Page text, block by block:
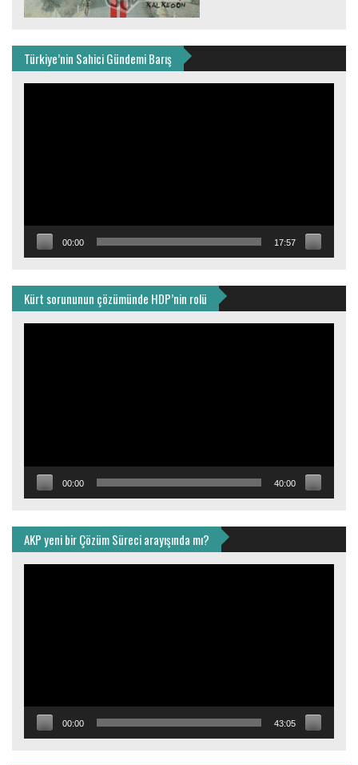
Türkiye’nin Sahici Gündemi Barış
00:00 17:57
Kürt sorununun çözümünde HDP’nin rolü
00:00 40:00
AKP yeni bir Çözüm Süreci arayışında mı?
00:00 43:05